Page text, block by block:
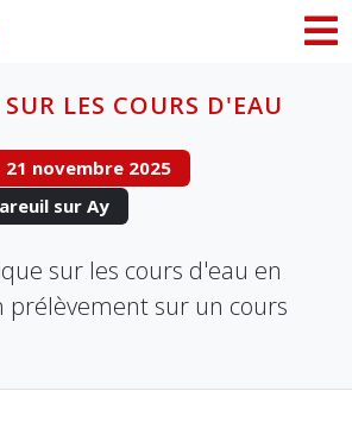
LES COURS D'EAU
21 novembre 2025
sur Ay
sur les cours d'eau en
prélèvement sur un cours
cookies